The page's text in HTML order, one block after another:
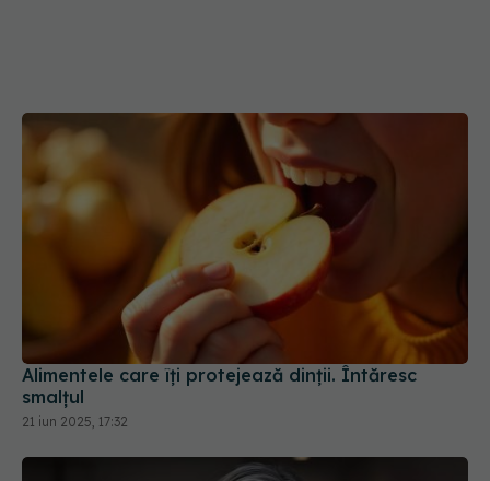
Alimentele care îți protejează dinții. Întăresc
smalțul
21 iun 2025, 17:32